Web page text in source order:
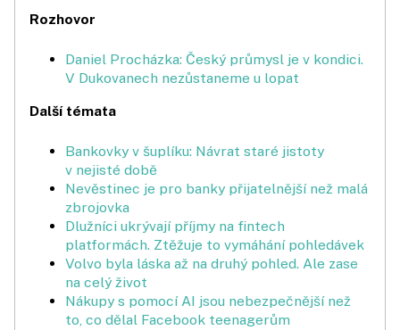
Rozhovor
Daniel Procházka: Český průmysl je v kondici.
V Dukovanech nezůstaneme u lopat
Další témata
Bankovky v šuplíku: Návrat staré jistoty
v nejisté době
Nevěstinec je pro banky přijatelnější než malá
zbrojovka
Dlužníci ukrývají příjmy na fintech
platformách. Ztěžuje to vymáhání pohledávek
Volvo byla láska až na druhý pohled. Ale zase
na celý život
Nákupy s pomocí AI jsou nebezpečnější než
to, co dělal Facebook teenagerům